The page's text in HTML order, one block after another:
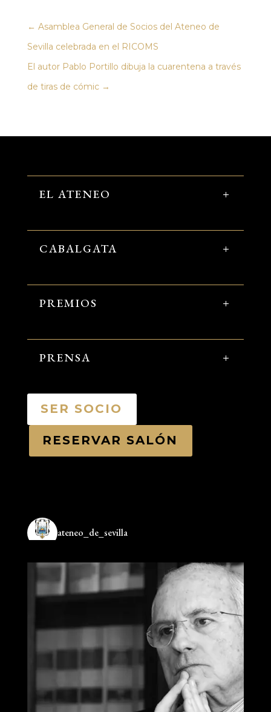
← Asamblea General de Socios del Ateneo de
Sevilla celebrada en el RICOMS
El autor Pablo Portillo dibuja la cuarentena a través
de tiras de cómic→
EL ATENEO
CABALGATA
PREMIOS
PRENSA
SER SOCIO
RESERVAR SALÓN
ateneo_de_sevilla